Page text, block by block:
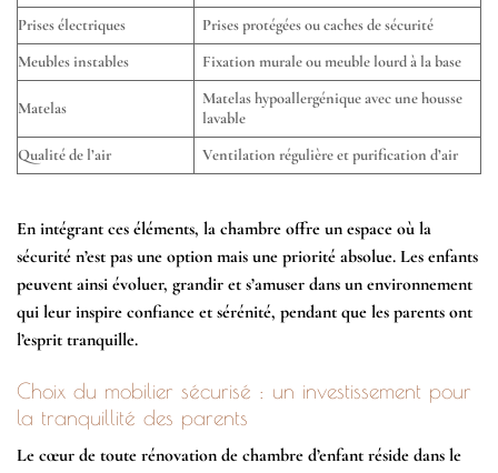
Prises électriques
Prises protégées ou caches de sécurité
Meubles instables
Fixation murale ou meuble lourd à la base
Matelas
Matelas hypoallergénique avec une housse
lavable
Qualité de l’air
Ventilation régulière et purification d’air
En intégrant ces éléments, la chambre offre un espace où la
sécurité n’est pas une option mais une priorité absolue. Les enfants
peuvent ainsi évoluer, grandir et s’amuser dans un environnement
qui leur inspire confiance et sérénité, pendant que les parents ont
l’esprit tranquille.
Choix du mobilier sécurisé : un investissement pour
la tranquillité des parents
Le cœur de toute rénovation de chambre d’enfant réside dans le